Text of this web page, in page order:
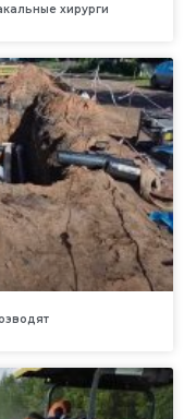
хирурги